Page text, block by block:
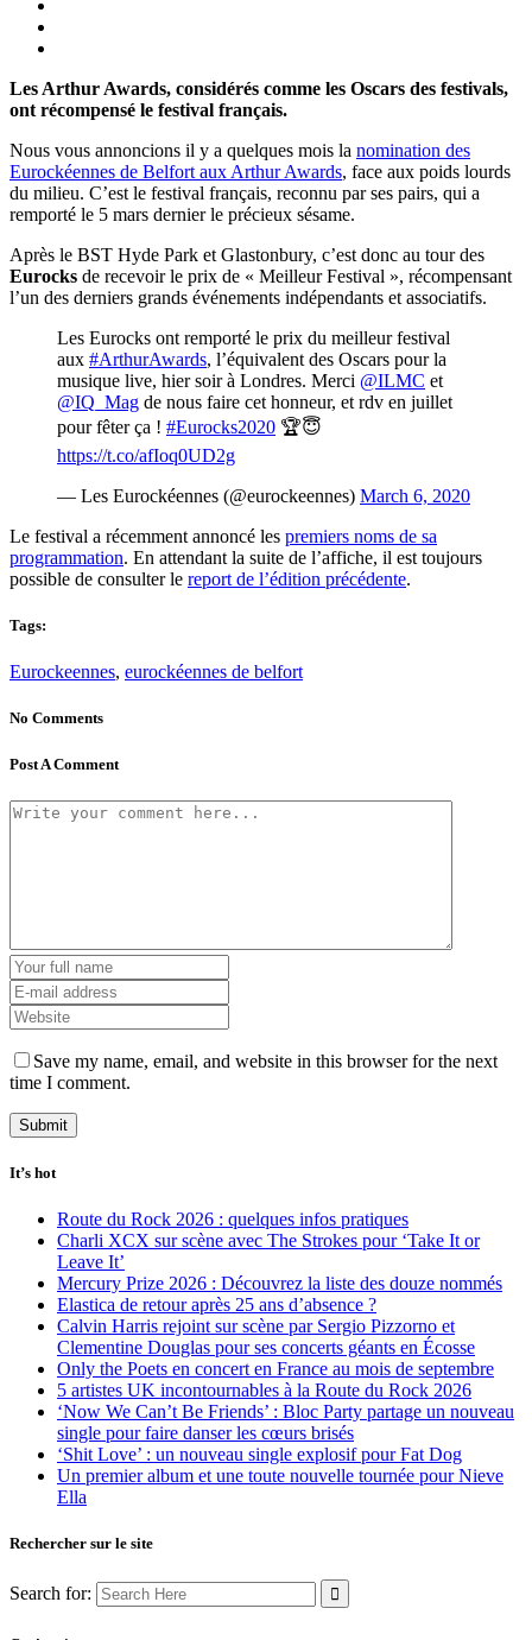
Les Arthur Awards, considérés comme les Oscars des festivals,
ont récompensé le festival français.
Nous vous annoncions il y a quelques mois la nomination des
Eurockéennes de Belfort aux Arthur Awards, face aux poids lourds
du milieu. C’est le festival français, reconnu par ses pairs, qui a
remporté le 5 mars dernier le précieux sésame.
Après le BST Hyde Park et Glastonbury, c’est donc au tour des
Eurocks de recevoir le prix de « Meilleur Festival », récompensant
l’un des derniers grands événements indépendants et associatifs.
Les Eurocks ont remporté le prix du meilleur festival
aux #ArthurAwards, l’équivalent des Oscars pour la
musique live, hier soir à Londres. Merci @ILMC et
@IQ_Mag de nous faire cet honneur, et rdv en juillet
pour fêter ça ! #Eurocks2020 🏆😇
https://t.co/afIoq0UD2g
— Les Eurockéennes (@eurockeennes) March 6, 2020
Le festival a récemment annoncé les premiers noms de sa
programmation. En attendant la suite de l’affiche, il est toujours
possible de consulter le report de l’édition précédente.
Tags:
Eurockeennes, eurockéennes de belfort
No Comments
Post A Comment
Save my name, email, and website in this browser for the next
time I comment.
It’s hot
Route du Rock 2026 : quelques infos pratiques
Charli XCX sur scène avec The Strokes pour ‘Take It or
Leave It’
Mercury Prize 2026 : Découvrez la liste des douze nommés
Elastica de retour après 25 ans d’absence ?
Calvin Harris rejoint sur scène par Sergio Pizzorno et
Clementine Douglas pour ses concerts géants en Écosse
Only the Poets en concert en France au mois de septembre
5 artistes UK incontournables à la Route du Rock 2026
‘Now We Can’t Be Friends’ : Bloc Party partage un nouveau
single pour faire danser les cœurs brisés
‘Shit Love’ : un nouveau single explosif pour Fat Dog
Un premier album et une toute nouvelle tournée pour Nieve
Ella
Rechercher sur le site
Search for: